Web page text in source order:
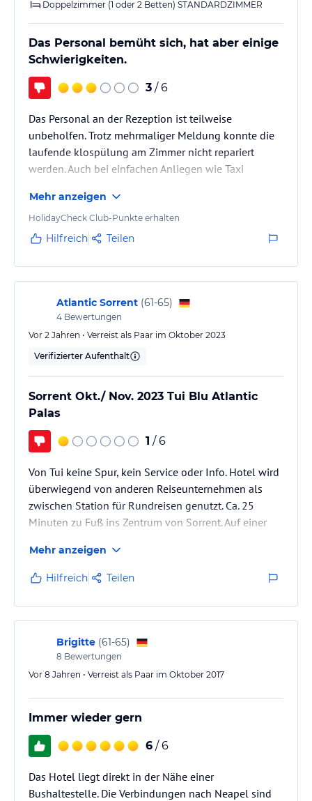
Doppelzimmer (1 oder 2 Betten) STANDARDZIMMER
Das Personal bemüht sich, hat aber einige
Schwierigkeiten.
3 / 6
Das Personal an der Rezeption ist teilweise
unbeholfen. Trotz mehrmaliger Meldung konnte die
laufende klospülung am Zimmer nicht repariert
werden. Auch bei einfachen Anliegen wie Taxi
allerdings außen und am Pool etwas
renovierungsbedürftig. Essen (Frühstück) war gut.
Mehr anzeigen
HolidayCheck Club-Punkte erhalten
Hilfreich Teilen
Atlantic Sorrent (61-65)
4 Bewertungen
Vor 2 Jahren • Verreist als Paar im Oktober 2023
Verifizierter Aufenthalt
Sorrent Okt./ Nov. 2023 Tui Blu Atlantic
Palas
1 / 6
Von Tui keine Spur, kein Service oder Info. Hotel wird
überwiegend von anderen Reiseunternehmen als
zwischen Station für Rundreisen genutzt. Ca. 25
Minuten zu Fuß ins Zentrum von Sorrent. Auf einer
ohne Fußweg oder ähnlichen. Shuttelbus oder
Linienbus sind Glücksache. Das Gebäude ist sehr
hellhörig, Betonbau ohne Schalldämmung. Straße
direkt vorm Haus, Balkons, Meerseite über der
Küchenentlüftung.
Mehr anzeigen
Hilfreich Teilen
Brigitte (61-65)
8 Bewertungen
Vor 8 Jahren • Verreist als Paar im Oktober 2017
Immer wieder gern
6 / 6
Das Hotel liegt direkt in der Nähe einer
Bushaltestelle. Die Verbindungen nach Neapel sind